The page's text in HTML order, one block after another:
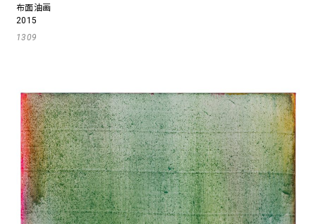
布面油画
2015
1309